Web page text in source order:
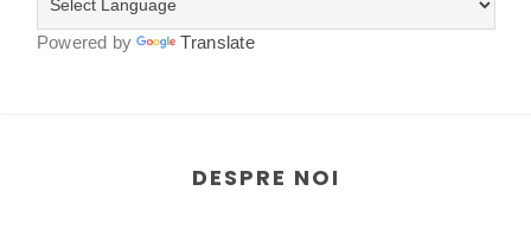
Powered by Translate
DESPRE NOI